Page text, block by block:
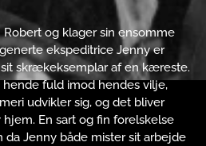
Robert og klager sin ensomme
ekspeditrice Jenny er
skrækeksemplar af en kæreste.
fuld imod hendes vilje,
udvikler sig, og det bliver
En sart og fin forelskelse
Jenny både mister sit arbejde